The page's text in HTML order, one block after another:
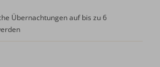
Übernachtungen auf bis zu 6